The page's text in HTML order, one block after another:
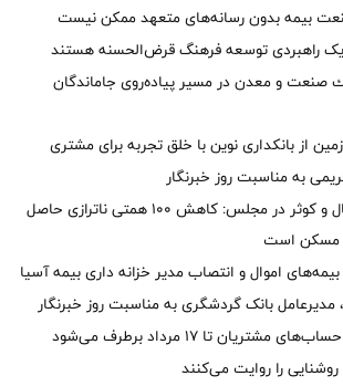
بیمه بدون رسانه‌های متعهد ممکن نیست
راهبردی توسعه فرهنگ قرض‌الحسنه هستند
صنعت و معدن در مسیر پیاده‌روی جاماندگان
از بانکداری نوین با خلق تجربه برای مشتری
به مناسبت روز خبرنگار
نماینده مردم خلخال و کوثر در مجلس: کاهش ۱۰۰ همتی ناترازی حاصل
مسکن است
اموال و انتصاب مدیر خزانه داری بیمه آسیا
مدیرعامل بانک گردشگری به مناسبت روز خبرنگار
تا ۱۷ مرداد برطرف می‌شود
را روایت می‌کنند